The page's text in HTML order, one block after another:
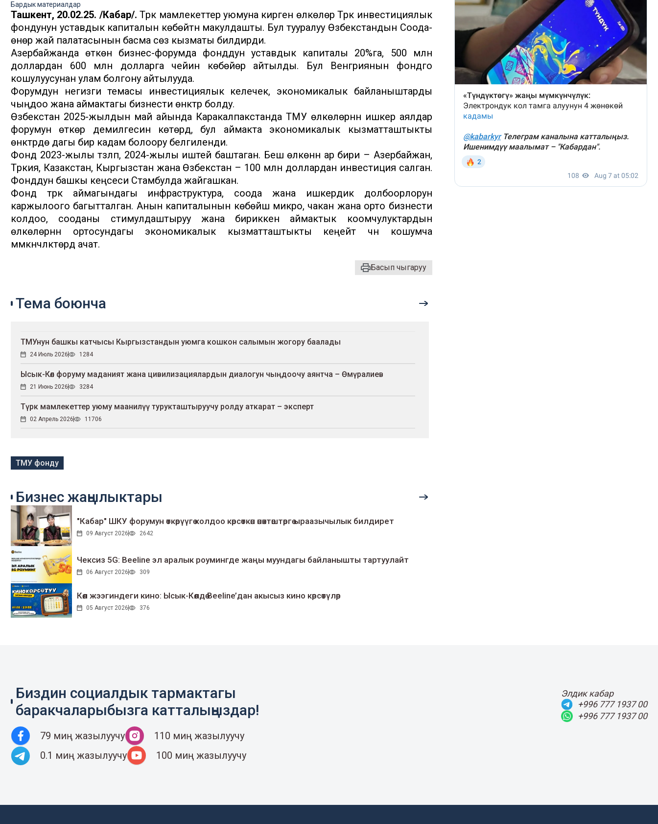
Бардык материалдар
Ташкент, 20.02.25. /Кабар/. Түрк мамлекеттер уюмуна кирген өлкөлөр Түрк инвестициялык
фондунун уставдык капиталын көбөйтүүнү макулдашты. Бул тууралуу Өзбекстандын Соода-
өнөр жай палатасынын басма сөз кызматы билдирди.
Азербайжанда өткөн бизнес-форумда фонддун уставдык капиталы 20%га, 500 млн
доллардан 600 млн долларга чейин көбөйөрү айтылды. Бул Венгриянын фондго
кошулуусунан улам болгону айтылууда.
Форумдун негизги темасы инвестициялык келечек, экономикалык байланыштарды
чыңдоо жана аймактагы бизнести өнүктүрүү болду.
Өзбекстан 2025-жылдын май айында Каракалпакстанда ТМУ өлкөлөрүнүн ишкер аялдар
форумун өткөрүү демилгесин көтөрдү, бул аймакта экономикалык кызматташтыкты
өнүктүрүүдө дагы бир кадам болоору белгиленди.
Фонд 2023-жылы түзүлүп, 2024-жылы иштей баштаган. Беш өлкөнүн ар бири – Азербайжан,
Түркия, Казакстан, Кыргызстан жана Өзбекстан – 100 млн доллардан инвестиция салган.
Фонддун башкы кеңсеси Стамбулда жайгашкан.
Фонд түрк аймагындагы инфраструктура, соода жана ишкердик долбоорлорун
каржылоого багытталган. Анын капиталынын көбөйүшү микро, чакан жана орто бизнести
колдоо, сооданы стимулдаштыруу жана бириккен аймактык коомчулуктардын
өлкөлөрүнүн ортосундагы экономикалык кызматташтыкты кеңейтүү үчүн кошумча
мүмкүнчүлүктөрдү ачат.
Басып чыгаруу
Тема боюнча
ТМУнун башкы катчысы Кыргызстандын уюмга кошкон салымын жогору баалады
24 Июль 2026 1284
Ысык-Көл форуму маданият жана цивилизациялардын диалогун чыңдоочу аянтча – Өмүралиев
21 Июнь 2026 3284
Түрк мамлекеттер уюму маанилүү турукташтыруучу ролду аткарат – эксперт
02 Апрель 2026 11706
ТМУ фонду
Бизнес жаңылыктары
"Кабар" ШКУ форумун өткөрүүгө колдоо көрсөткөн өнөктөштөргө ыраазычылык билдирет
09 Август 2026 2642
Чексиз 5G: Beeline эл аралык роумингде жаңы муундагы байланышты тартуулайт
06 Август 2026 309
Көл жээгиндеги кино: Ысык-Көлдө Beeline’дан акысыз кино көрсөтүлөр
05 Август 2026 376
Биздин социалдык тармактагы
баракчаларыбызга катталыңыздар!
79 миң жазылуучу
110 миң жазылуучу
0.1 миң жазылуучу
100 миң жазылуучу
Элдик кабар
+996 777 1937 00
+996 777 1937 00